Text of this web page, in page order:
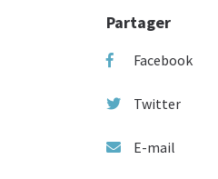
Partager
Facebook
Twitter
E-mail